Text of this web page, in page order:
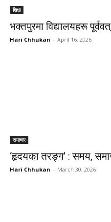
शिक्षा
भक्तपुरमा विद्यालयहरू
Hari Chhukan - April 16, 2026
समाचार
‘हृदयका तरङ्ग’ : समय,
Hari Chhukan - March 30, 2026